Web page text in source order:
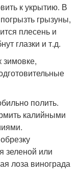
к укрытию. В
грызуны,
плесень и
глазки и т.д.
зимовке,
полить.
калийными
зеленой или
лоза винограда